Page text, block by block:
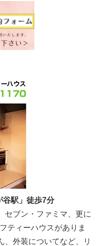
谷駅」徒歩7分
セブン・ファミマ、更に
ティーハウスがありま
、外装についてなど、リ